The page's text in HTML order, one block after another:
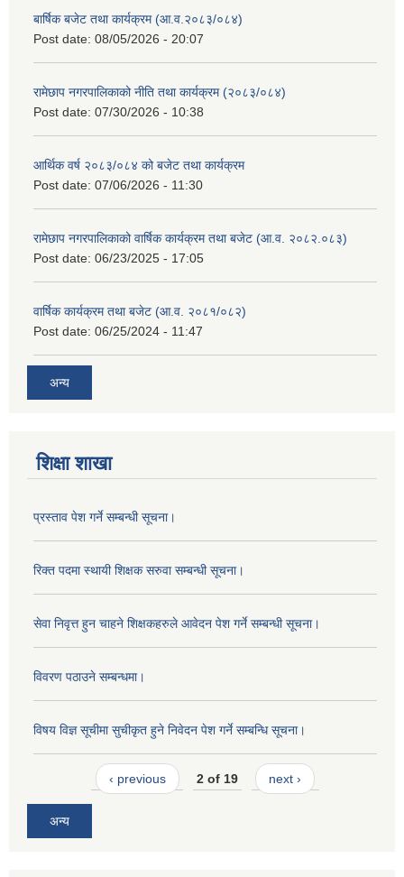
बार्षिक बजेट तथा कार्यक्रम (आ.व.२०८३/०८४)
Post date: 08/05/2026 - 20:07
रामेछाप नगरपालिकाको नीति तथा कार्यक्रम (२०८३/०८४)
Post date: 07/30/2026 - 10:38
आर्थिक वर्ष २०८३/०८४ को बजेट तथा कार्यक्रम
Post date: 07/06/2026 - 11:30
रामेछाप नगरपालिकाको वार्षिक कार्यक्रम तथा बजेट (आ.व. २०८२.०८३)
Post date: 06/23/2025 - 17:05
वार्षिक कार्यक्रम तथा बजेट (आ.व. २०८१/०८२)
Post date: 06/25/2024 - 11:47
अन्य
शिक्षा शाखा
प्रस्ताव पेश गर्ने सम्बन्धी सूचना।
रिक्त पदमा स्थायी शिक्षक सरुवा सम्बन्धी सूचना।
सेवा निवृत्त हुन चाहने शिक्षकहरुले आवेदन पेश गर्ने सम्बन्धी सूचना।
विवरण पठाउने सम्बन्धमा।
विषय विज्ञ सूचीमा सुचीकृत हुने निवेदन पेश गर्ने सम्बन्धि सूचना।
‹ previous 2 of 19 next ›
अन्य